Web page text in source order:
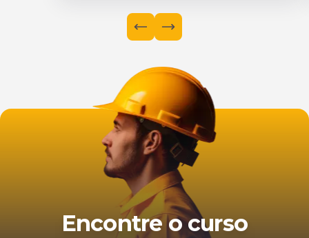
Encontre o curso